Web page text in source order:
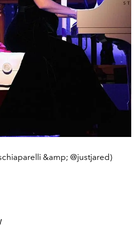
&amp; @justjared)